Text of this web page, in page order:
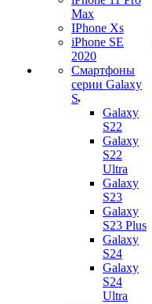
Max
IPhone Xs
iPhone SE
2020
Смартфоны
серии Galaxy
S
Galaxy
S22
Galaxy
S22
Ultra
Galaxy
S23
Galaxy
S23 Plus
Galaxy
S24
Galaxy
S24
Ultra